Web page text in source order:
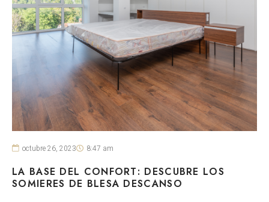
octubre 26, 2023 8:47 am
LA BASE DEL CONFORT: DESCUBRE LOS
SOMIERES DE BLESA DESCANSO